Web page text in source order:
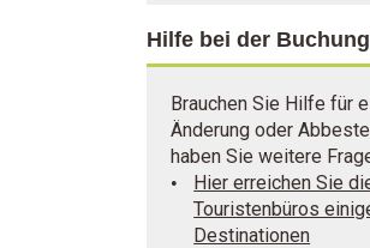
Hilfe bei der Buchung
Brauchen Sie Hilfe für
Änderung oder
haben Sie weitere
Hier erreichen Sie
Touristenbüros
Destinationen